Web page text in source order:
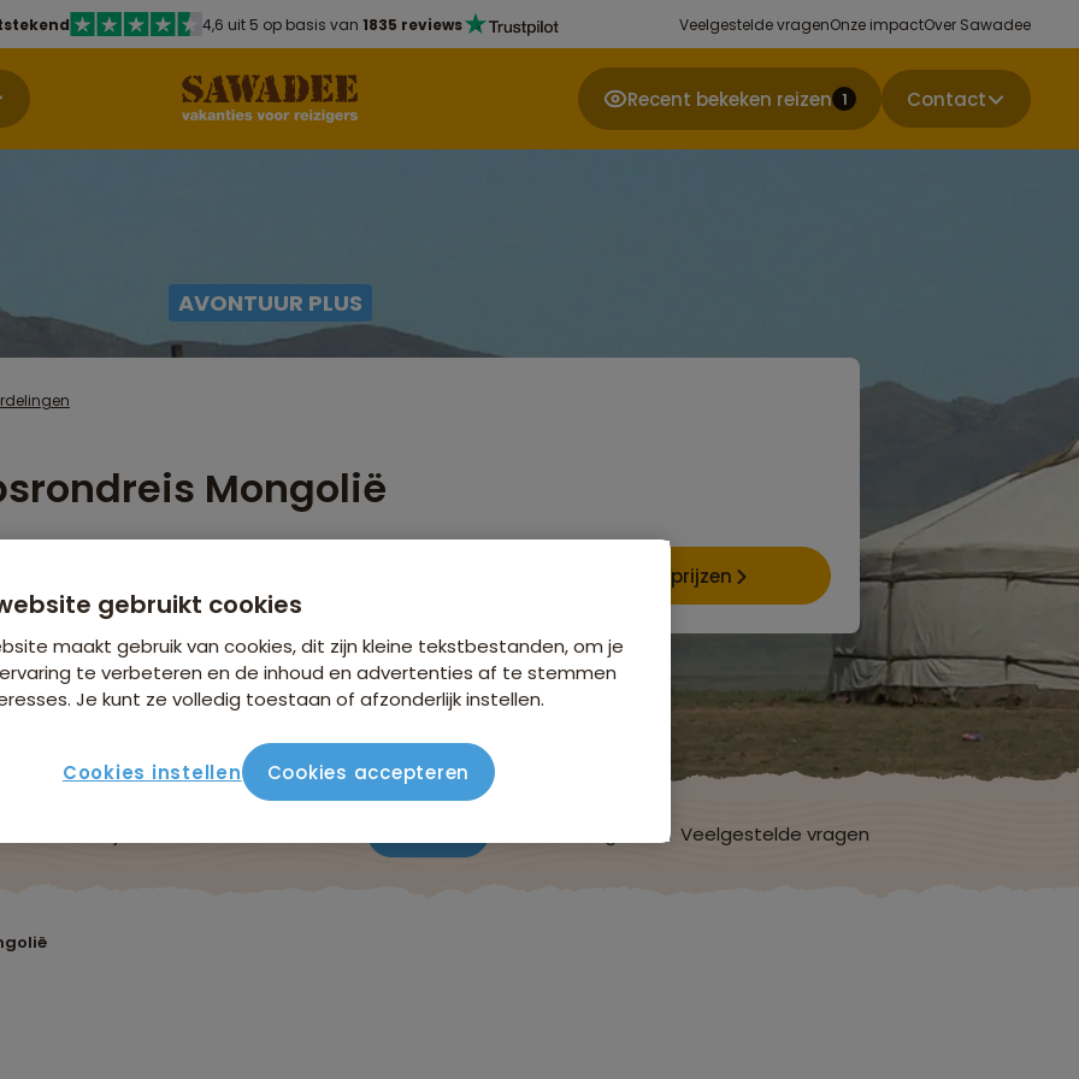
4,6 uit 5 op basis van 1835 reviews Veelgestelde vragenOnze impactOver Sawadee
Recent bekeken reizen 1 Contact
AVONTUUR PLUS
Mongolië
€26,25 p.p. op basis van 2 personen
Data & prijzen
Veelgestelde vragen
gebruikt cookies
maakt gebruik van cookies, dit zijn kleine tekstbestanden, om je
te verbeteren en de inhoud en advertenties af te stemmen
Je kunt ze volledig toestaan of afzonderlijk instellen.
Cookies instellen Cookies accepteren